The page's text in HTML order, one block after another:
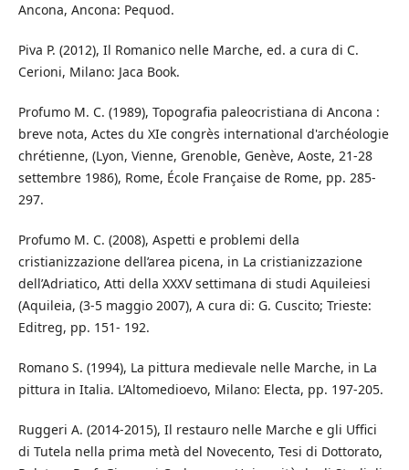
Ancona, Ancona: Pequod.
Piva P. (2012), Il Romanico nelle Marche, ed. a cura di C.
Cerioni, Milano: Jaca Book.
Profumo M. C. (1989), Topografia paleocristiana di Ancona :
breve nota, Actes du XIe congrès international d'archéologie
chrétienne, (Lyon, Vienne, Grenoble, Genève, Aoste, 21-28
settembre 1986), Rome, École Française de Rome, pp. 285-
297.
Profumo M. C. (2008), Aspetti e problemi della
cristianizzazione dell’area picena, in La cristianizzazione
dell’Adriatico, Atti della XXXV settimana di studi Aquileiesi
(Aquileia, (3-5 maggio 2007), A cura di: G. Cuscito; Trieste:
Editreg, pp. 151- 192.
Romano S. (1994), La pittura medievale nelle Marche, in La
pittura in Italia. L’Altomedioevo, Milano: Electa, pp. 197-205.
Ruggeri A. (2014-2015), Il restauro nelle Marche e gli Uffici
di Tutela nella prima metà del Novecento, Tesi di Dottorato,